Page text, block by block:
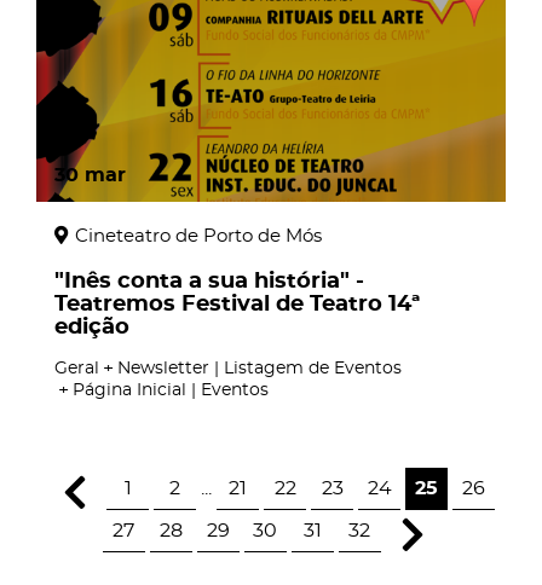
30 mar
Cineteatro de Porto de Mós
"Inês conta a sua história" -
Teatremos Festival de Teatro 14ª
edição
Geral
Newsletter | Listagem de Eventos
Página Inicial | Eventos
1 2 21 22 23 24 25 26
27 28 29 30 31 32